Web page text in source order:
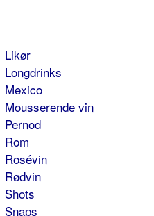
Likør
Longdrinks
Mexico
Mousserende vin
Pernod
Rom
Rosévin
Rødvin
Shots
Snaps